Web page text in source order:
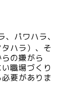
、パワハラ、
ハラ）、そ
の嫌がら
職場づくり
要がありま